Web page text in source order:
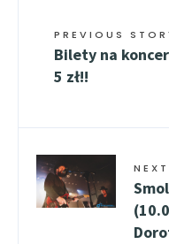
PREVIOUS
Bilety na
5 zł!!